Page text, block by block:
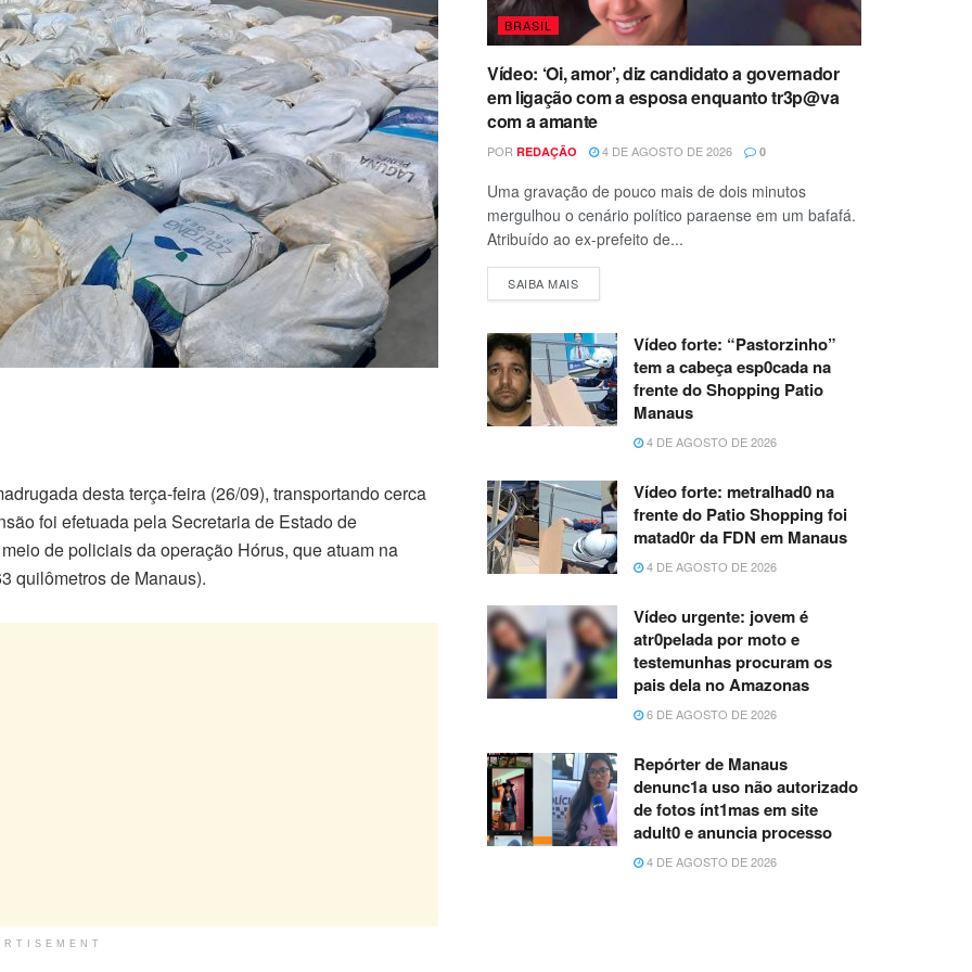
desta terça-feira (26/09), transportando cerca
foi efetuada pela Secretaria de Estado de
de policiais da operação Hórus, que atuam na
quilômetros de Manaus).
BRASIL
Vídeo: ‘Oi, amor’, diz candidato a governador
em ligação com a esposa enquanto tr3p@va
com a amante
POR REDAÇÃO 4 DE AGOSTO DE 2026 0
Uma gravação de pouco mais de dois minutos
mergulhou o cenário político paraense em um bafafá.
Atribuído ao ex-prefeito de...
SAIBA MAIS
Vídeo forte: “Pastorzinho”
tem a cabeça esp0cada na
frente do Shopping Patio
Manaus
4 DE AGOSTO DE 2026
Vídeo forte: metralhad0 na
frente do Patio Shopping foi
matad0r da FDN em Manaus
4 DE AGOSTO DE 2026
Vídeo urgente: jovem é
atr0pelada por moto e
testemunhas procuram os
pais dela no Amazonas
6 DE AGOSTO DE 2026
Repórter de Manaus
denunc1a uso não autorizado
de fotos ínt1mas em site
adult0 e anuncia processo
4 DE AGOSTO DE 2026